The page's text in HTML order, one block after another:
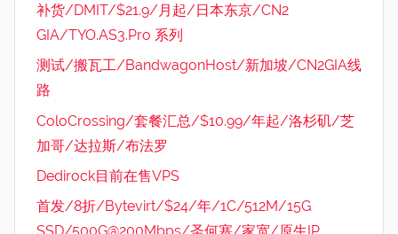
补货/DMIT/$21.9/月起/日本东京/CN2
GIA/TYO.AS3.Pro 系列
测试/搬瓦工/BandwagonHost/新加坡/CN2GIA线
路
ColoCrossing/套餐汇总/$10.99/年起/洛杉矶/芝
加哥/达拉斯/布法罗
Dedirock目前在售VPS
首发/8折/Bytevirt/$24/年/1C/512M/15G